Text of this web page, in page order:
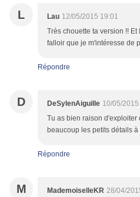
L Lau 12/05/2015 19:01
Très chouette ta version !!
falloir que je m'intéresse de
Répondre
D DeSylenAiguille 10/05/
Tu as bien raison d'exploiter
beaucoup les petits détails
Répondre
M MademoiselleKR 28/04/